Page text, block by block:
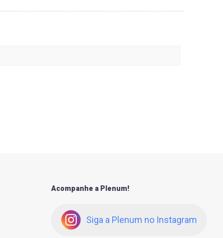
Acompanhe a Plenum!
Siga a Plenum no Instagram